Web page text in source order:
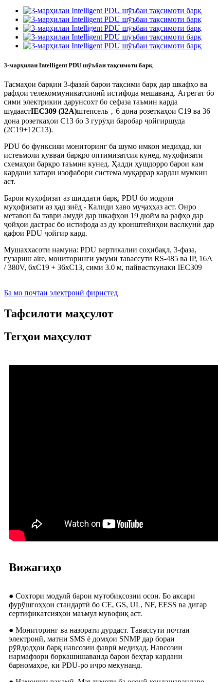
3-марҳилаи Intelligent PDU шӯъбаи тақсимоти барқ
Тасмаҳои барқии 3-фазаӣ барои тақсими барқ ​​дар шкафҳо ва
рафҳои телекоммуникатсионӣ истифода мешаванд. Агрегат бо
сими электрикии дарунсохт бо сефаза таъмин карда
шудаастIEC309 (32A)штепсель，6 дона розеткаҳои C19 ва 36
дона розеткаҳои C13 бо 3 гурӯҳи баробар ҷойгиршуда
(2C19+12C13).
PDU бо функсияи мониторинг ба шумо имкон медиҳад, ки
истеъмоли қувваи барқро оптимизатсия кунед, муҳофизати
схемаҳои барқро таъмин кунед. Ҳадди ҳушдорро барои кам
кардани хатари изофабори система муқаррар кардан мумкин
аст.
Барои муҳофизат аз шиддати барқ, PDU бо модули
муҳофизати аз ҳад зиёд - Калиди ҳаво муҷаҳҳаз аст. Онро
метавон ба таври амудӣ дар шкафҳои 19 дюйм ва рафҳо дар
ҷойҳои дастрас бо истифода аз ду кронштейнҳои васлкунӣ дар
қафои PDU ҷойгир кард.
Мушаххасоти намуна: PDU вертикалии соҳибақл, 3-фаза,
гузариш aire, мониторинги умумӣ тавассути RS-485 ва IP, 16A
/ 380V, 6xC19 + 36xC13, сими 3.0 м, пайвасткунаки IEC309
Ба мо почтаи электронӣ фиристед
Тафсилоти маҳсулот
Тегҳои маҳсулот
Вижагиҳо
● Сохтори модулӣ барои мутобиқсозии осон. Бо аксари
фурӯшгоҳҳои стандартӣ бо CE, GS, UL, NF, EESS ва дигар
сертификатсияҳои маъмул мувофиқ аст.
● Мониторинг ва назорати дурдаст. Тавассути почтаи
электронӣ, матни SMS ё домҳои SNMP дар бораи
рӯйдодҳои барқ ​​​​навсозии фаврӣ медиҳад. Навсозии
нармафзори боркашишаванда барои беҳтар кардани
барномаҳое, ки PDU-ро иҷро мекунанд.